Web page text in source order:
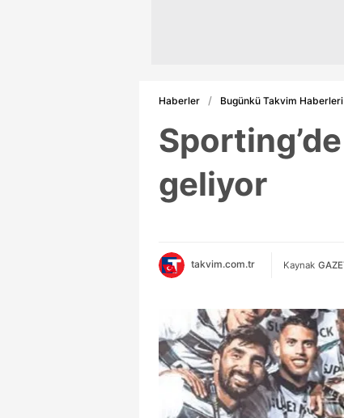
Haberler Bugünkü Takvim Haberleri
geliyor
takvim.com.tr Kaynak